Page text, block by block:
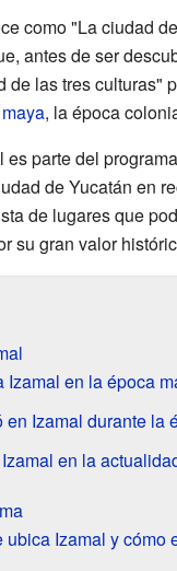
como "La ciudad
antes de ser
de las tres culturas"
, la época
es parte del programa
de Yucatán en
de lugares que
su gran valor
Izamal en la época
en Izamal durante la
en la
ubica Izamal y cómo